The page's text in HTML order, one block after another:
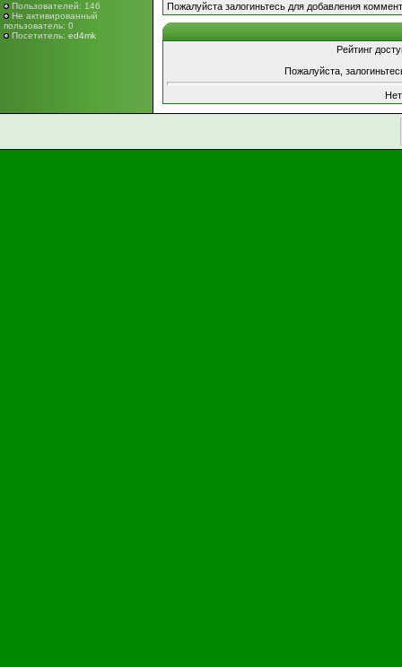
Пользователей: 146
Не активированный
пользователь: 0
Посетитель: ed4mk
Пожалуйста залогиньтесь для добавления
Рейтинг
Пожалуйста,